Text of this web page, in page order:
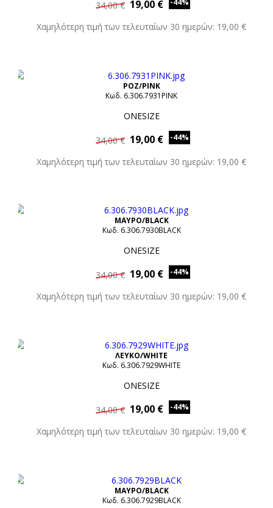
34,00 € 19,00 € -44%
Χαμηλότερη τιμή των τελευταίων 30 ημερών: 19,00 €
ΡΟΖ/PINK
Κωδ. 6.306.7931PINK
ONESIZE
34,00 € 19,00 € -44%
Χαμηλότερη τιμή των τελευταίων 30 ημερών: 19,00 €
ΜΑΥΡΟ/BLACK
Κωδ. 6.306.7930BLACK
ONESIZE
34,00 € 19,00 € -44%
Χαμηλότερη τιμή των τελευταίων 30 ημερών: 19,00 €
ΛΕΥΚΟ/WHITE
Κωδ. 6.306.7929WHITE
ONESIZE
34,00 € 19,00 € -44%
Χαμηλότερη τιμή των τελευταίων 30 ημερών: 19,00 €
ΜΑΥΡΟ/BLACK
Κωδ. 6.306.7929BLACK